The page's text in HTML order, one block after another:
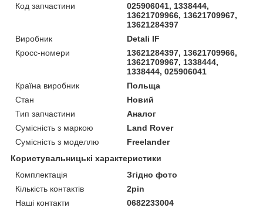
Код запчастини
025906041, 1338444,
13621709966, 13621709967,
13621284397
Виробник
Detali IF
Кросс-номери
13621284397, 13621709966,
13621709967, 1338444,
1338444, 025906041
Країна виробник
Польща
Стан
Новий
Тип запчастини
Аналог
Сумісність з маркою
Land Rover
Сумісність з моделлю
Freelander
Користувальницькі характеристики
Комплектація
Згідно фото
Кількість контактів
2pin
Наші контакти
0682233004